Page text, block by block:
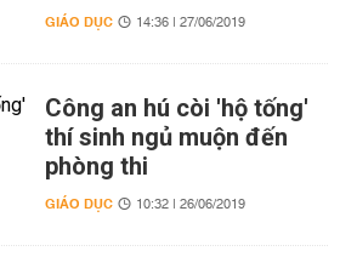
GIÁO DỤC 14:36 | 27/06/2019
Công an hú còi 'hộ tống'
thí sinh ngủ muộn đến
phòng thi
GIÁO DỤC 10:32 | 26/06/2019